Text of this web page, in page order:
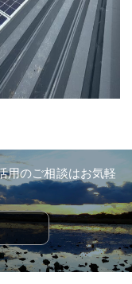
用のご相談はお気軽